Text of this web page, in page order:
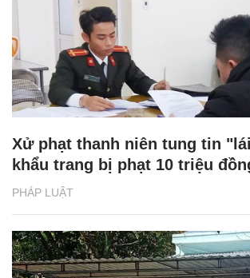
PHÁP LUẬT
Xử phạt thanh niên tung tin
khẩu trang bị phạt 10 triệu